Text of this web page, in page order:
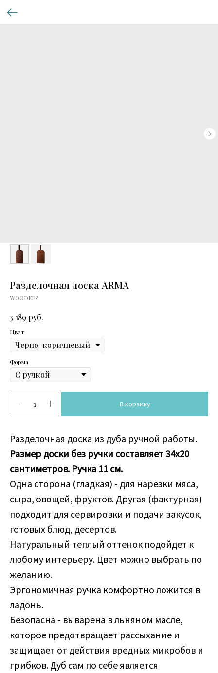
Разделочная доска ARMA
WOODEEZ
3 189 руб.
Цвет
Форма
В корзину
Разделочная доска из дуба ручной работы.
Размер доски без ручки составляет 34х20
сантиметров. Ручка 11 см.
Одна сторона (гладкая) - для нарезки мяса,
сыра, овощей, фруктов. Другая (фактурная)
подходит для сервировки и подачи закусок,
готовых блюд, десертов.
Натуральный теплый оттенок подойдет к
любому интерьеру. Цвет можно выбрать по
желанию.
Эргономичная ручка комфортно ложится в
ладонь.
Безопасна - выварена в льняном масле,
которое предотвращает рассыхание и
защищает от действия вредных микробов и
грибков. Дуб сам по себе является